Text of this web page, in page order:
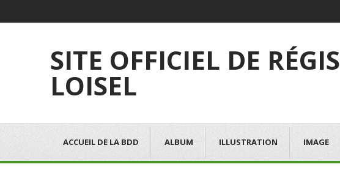
SITE OFFICIEL DE RÉGIS
LOISEL
ACCUEIL DE LA BDD ALBUM ILLUSTRATION IMAGE